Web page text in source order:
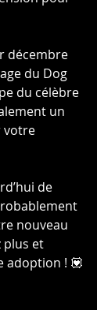
décembre
du Dog
du célèbre
un
votre
de
nouveau
plus et
adoption ! 💟